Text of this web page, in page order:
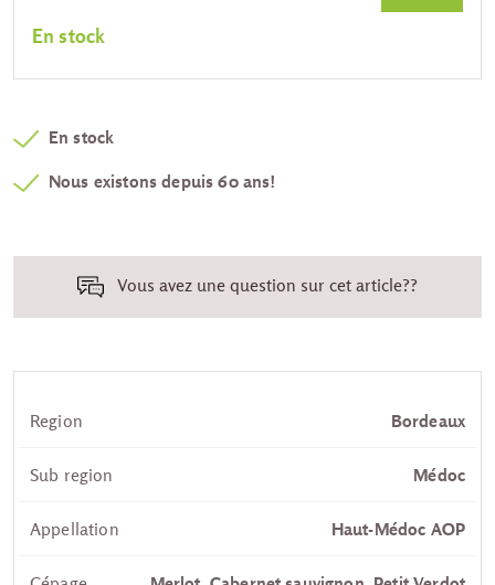
En stock
En stock
Nous existons depuis 60 ans!
Vous avez une question sur cet article??
Region Bordeaux
Sub region Médoc
Appellation Haut-Médoc AOP